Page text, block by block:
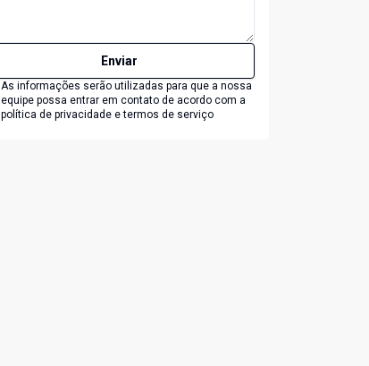
Enviar
As informações serão utilizadas para que a nossa
equipe possa entrar em contato de acordo com a
política de privacidade e termos de serviço